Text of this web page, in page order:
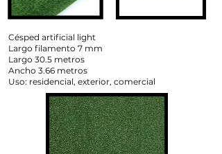
Césped artificial light
Largo filamento 7 mm
Largo 30.5 metros
Ancho 3.66 metros
Uso: residencial, exterior, comercial